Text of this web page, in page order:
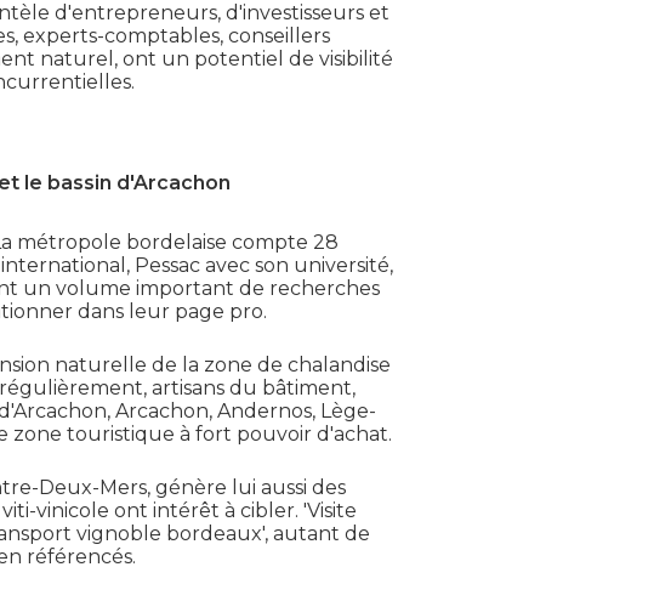
d'entrepreneurs, d'investisseurs et
experts-comptables, conseillers
naturel, ont un potentiel de visibilité
le bassin d'Arcachon
métropole bordelaise compte 28
Pessac avec son université,
un volume important de recherches
dans leur page pro.
naturelle de la zone de chalandise
artisans du bâtiment,
Arcachon, Andernos, Lège-
zone touristique à fort pouvoir d'achat.
Deux-Mers, génère lui aussi des
vinicole ont intérêt à cibler. 'Visite
vignoble bordeaux', autant de
référencés.